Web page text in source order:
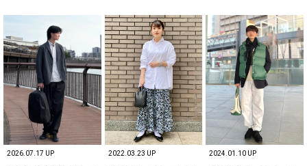
2026.07.17 UP 2022.03.23 UP 2024.01.10 UP